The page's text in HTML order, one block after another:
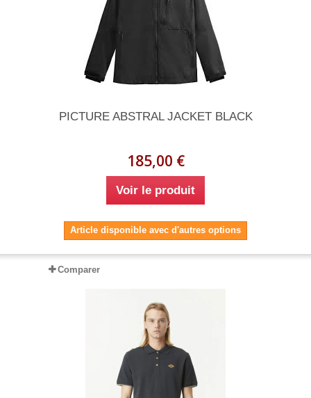
PICTURE ABSTRAL JACKET BLACK
185,00 €
Voir le produit
Article disponible avec d'autres options
Comparer